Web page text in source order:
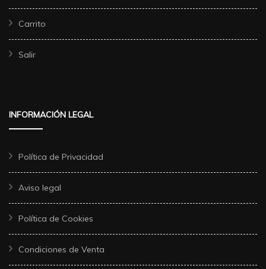
Carrito
Salir
INFORMACIÓN LEGAL
Política de Privacidad
Aviso legal
Política de Cookies
Condiciones de Venta